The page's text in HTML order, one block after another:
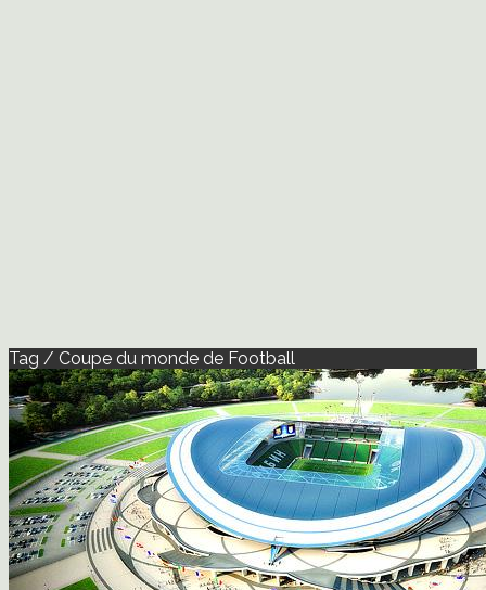
Tag / Coupe du monde de Football